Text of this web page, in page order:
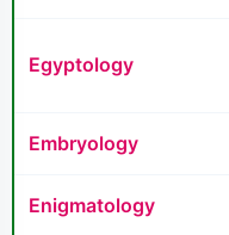
Egyptology
Embryology
Enigmatology